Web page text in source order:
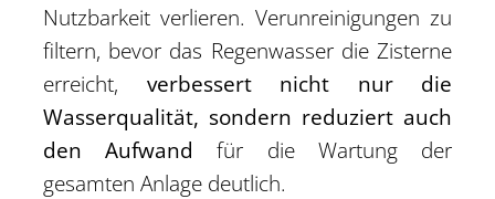
Nutzbarkeit verlieren. Verunreinigungen zu
filtern, bevor das Regenwasser die Zisterne
erreicht, verbessert nicht nur die
Wasserqualität, sondern reduziert auch
den Aufwand für die Wartung der
gesamten Anlage deutlich.